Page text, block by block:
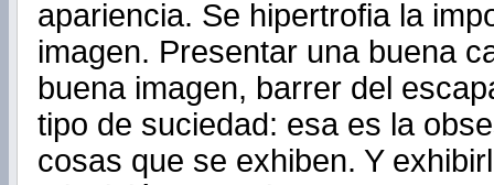
apariencia. Se hipertrofia la
imagen. Presentar una buena
buena imagen, barrer del
tipo de suciedad: esa es la
cosas que se exhiben. Y